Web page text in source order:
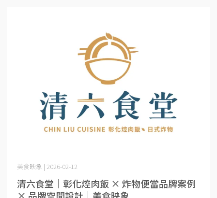
清六食堂｜彰化焢肉飯 × 炸物便當品牌案例
× 品牌空間設計｜美食映象
美食映象 | 2026-02-12